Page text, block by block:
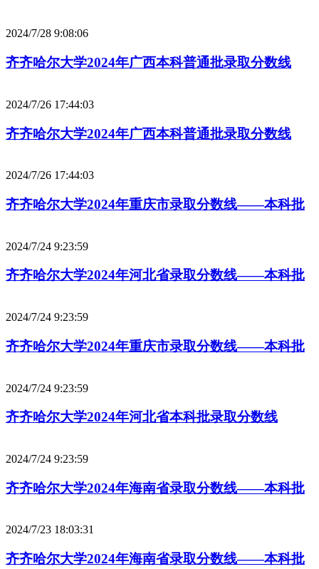
2024/7/28 9:08:06
齐齐哈尔大学2024年广西本科普通批录取分数线
2024/7/26 17:44:03
齐齐哈尔大学2024年广西本科普通批录取分数线
2024/7/26 17:44:03
齐齐哈尔大学2024年重庆市录取分数线——本科批
2024/7/24 9:23:59
齐齐哈尔大学2024年河北省录取分数线——本科批
2024/7/24 9:23:59
齐齐哈尔大学2024年重庆市录取分数线——本科批
2024/7/24 9:23:59
齐齐哈尔大学2024年河北省本科批录取分数线
2024/7/24 9:23:59
齐齐哈尔大学2024年海南省录取分数线——本科批
2024/7/23 18:03:31
齐齐哈尔大学2024年海南省录取分数线——本科批